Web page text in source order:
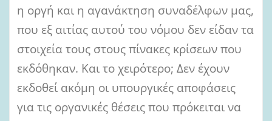
η οργή και η αγανάκτηση συναδέλφων μας,
που εξ αιτίας αυτού του νόμου δεν είδαν τα
στοιχεία τους στους πίνακες κρίσεων που
εκδόθηκαν. Και το χειρότερο; Δεν έχουν
εκδοθεί ακόμη οι υπουργικές αποφάσεις
για τις οργανικές θέσεις που πρόκειται να